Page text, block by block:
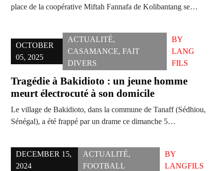
place de la coopérative Miftah Fannafa de Kolibantang se…
OCTOBER
05, 2025
ACTUALITÉ,
CASAMANCE, FAIT
DIVERS
BY
LANG
FILS
Tragédie à Bakidioto : un jeune homme
meurt électrocuté à son domicile
Le village de Bakidioto, dans la commune de Tanaff (Sédhiou,
Sénégal), a été frappé par un drame ce dimanche 5…
DECEMBER 15,
2024
ACTUALITÉ,
FOOTBALL
BY
LANGFILS